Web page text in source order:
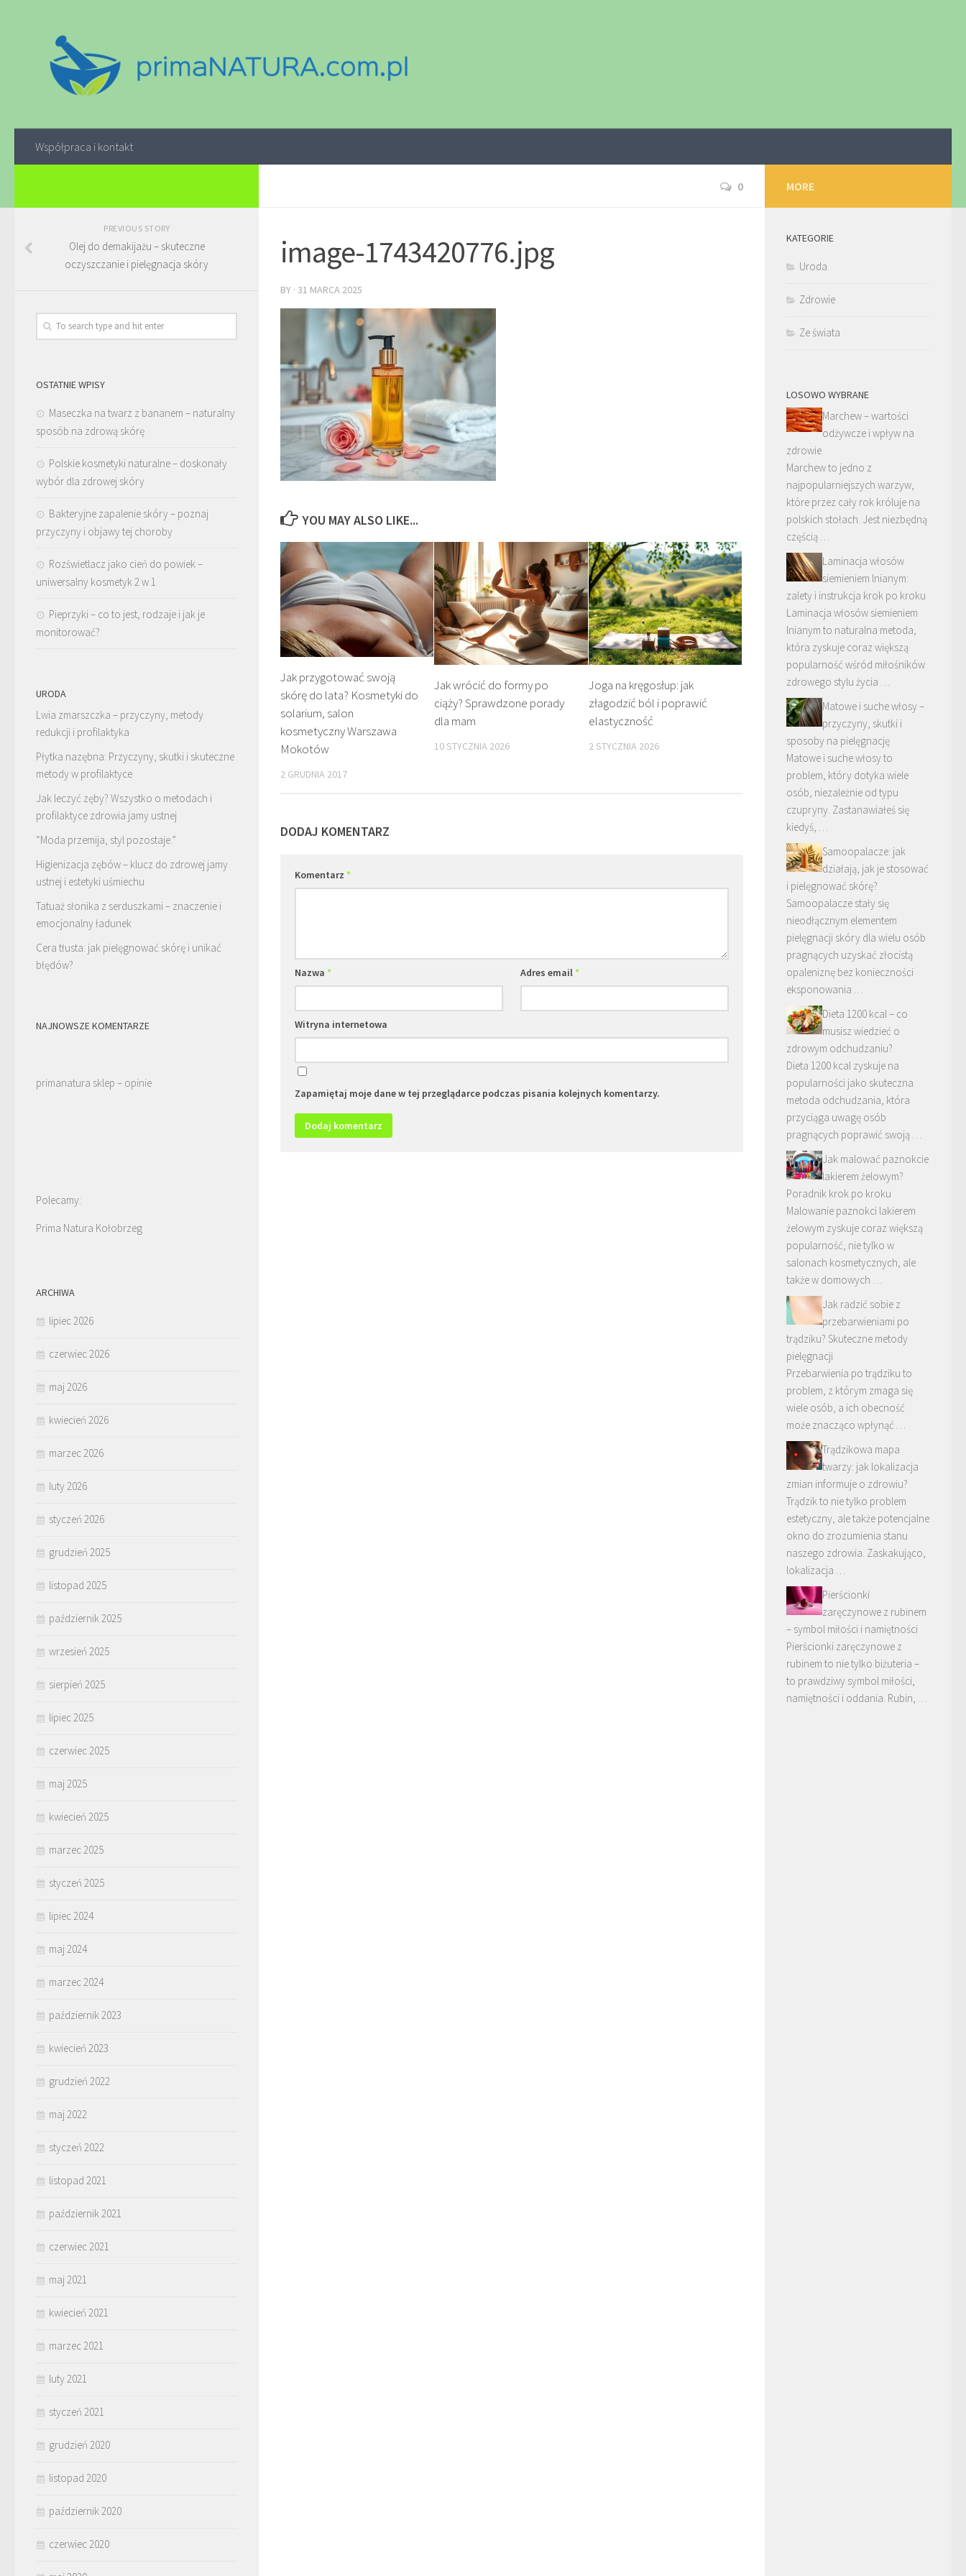
Współpraca i kontakt
0
image-1743420776.jpg
BY · 31 MARCA 2025
YOU MAY ALSO LIKE...
Jak przygotować swoją
skórę do lata? Kosmetyki do
solarium, salon
kosmetyczny Warszawa
Mokotów
2 GRUDNIA 2017
Jak wrócić do formy po
ciąży? Sprawdzone porady
dla mam
10 STYCZNIA 2026
Joga na kręgosłup: jak
złagodzić ból i poprawić
elastyczność
2 STYCZNIA 2026
DODAJ KOMENTARZ
Komentarz *
Nazwa * Adres email*
Witryna internetowa
Zapamiętaj moje dane w tej przeglądarce podczas pisania kolejnych komentarzy.
PREVIOUS STORY
Olej do demakijażu – skuteczne
oczyszczanie i pielęgnacja skóry
OSTATNIE WPISY
Maseczka na twarz z bananem – naturalny
sposób na zdrową skórę
Polskie kosmetyki naturalne – doskonały
wybór dla zdrowej skóry
Bakteryjne zapalenie skóry – poznaj
przyczyny i objawy tej choroby
Rozświetlacz jako cień do powiek –
uniwersalny kosmetyk 2 w 1
Pieprzyki – co to jest, rodzaje i jak je
monitorować?
URODA
Lwia zmarszczka – przyczyny, metody
redukcji i profilaktyka
Płytka nazębna: Przyczyny, skutki i skuteczne
metody w profilaktyce
Jak leczyć zęby? Wszystko o metodach i
profilaktyce zdrowia jamy ustnej
“Moda przemija, styl pozostaje.”
Higienizacja zębów – klucz do zdrowej jamy
ustnej i estetyki uśmiechu
Tatuaż słonika z serduszkami – znaczenie i
emocjonalny ładunek
Cera tłusta: jak pielęgnować skórę i unikać
błędów?
NAJNOWSZE KOMENTARZE
primanatura sklep – opinie
Polecamy:
Prima Natura Kołobrzeg
ARCHIWA
lipiec 2026
czerwiec 2026
maj 2026
kwiecień 2026
marzec 2026
luty 2026
styczeń 2026
grudzień 2025
listopad 2025
październik 2025
wrzesień 2025
sierpień 2025
lipiec 2025
czerwiec 2025
maj 2025
kwiecień 2025
marzec 2025
styczeń 2025
lipiec 2024
maj 2024
marzec 2024
październik 2023
kwiecień 2023
grudzień 2022
maj 2022
styczeń 2022
listopad 2021
październik 2021
czerwiec 2021
maj 2021
kwiecień 2021
marzec 2021
luty 2021
styczeń 2021
grudzień 2020
listopad 2020
październik 2020
czerwiec 2020
MORE
KATEGORIE
Uroda
Zdrowie
Ze świata
LOSOWO WYBRANE
Marchew – wartości
odżywcze i wpływ na
zdrowie
Marchew to jedno z
najpopularniejszych warzyw,
które przez cały rok króluje na
polskich stołach. Jest niezbędną
częścią …
Laminacja włosów
siemieniem lnianym:
zalety i instrukcja krok po kroku
Laminacja włosów siemieniem
lnianym to naturalna metoda,
która zyskuje coraz większą
popularność wśród miłośników
zdrowego stylu życia …
Matowe i suche włosy –
przyczyny, skutki i
sposoby na pielęgnację
Matowe i suche włosy to
problem, który dotyka wiele
osób, niezależnie od typu
czupryny. Zastanawiałeś się
kiedyś, …
Samoopalacze: jak
działają, jak je stosować
i pielęgnować skórę?
Samoopalacze stały się
nieodłącznym elementem
pielęgnacji skóry dla wielu osób
pragnących uzyskać złocistą
opaleniznę bez konieczności
eksponowania …
Dieta 1200 kcal – co
musisz wiedzieć o
zdrowym odchudzaniu?
Dieta 1200 kcal zyskuje na
popularności jako skuteczna
metoda odchudzania, która
przyciąga uwagę osób
pragnących poprawić swoją …
Jak malować paznokcie
lakierem żelowym?
Poradnik krok po kroku
Malowanie paznokci lakierem
żelowym zyskuje coraz większą
popularność, nie tylko w
salonach kosmetycznych, ale
także w domowych …
Jak radzić sobie z
przebarwieniami po
trądziku? Skuteczne metody
pielęgnacji
Przebarwienia po trądziku to
problem, z którym zmaga się
wiele osób, a ich obecność
może znacząco wpłynąć …
Trądzikowa mapa
twarzy: jak lokalizacja
zmian informuje o zdrowiu?
Trądzik to nie tylko problem
estetyczny, ale także potencjalne
okno do zrozumienia stanu
naszego zdrowia. Zaskakująco,
lokalizacja …
Pierścionki
zaręczynowe z rubinem
– symbol miłości i namiętności
Pierścionki zaręczynowe z
rubinem to nie tylko biżuteria –
to prawdziwy symbol miłości,
namiętności i oddania. Rubin, …